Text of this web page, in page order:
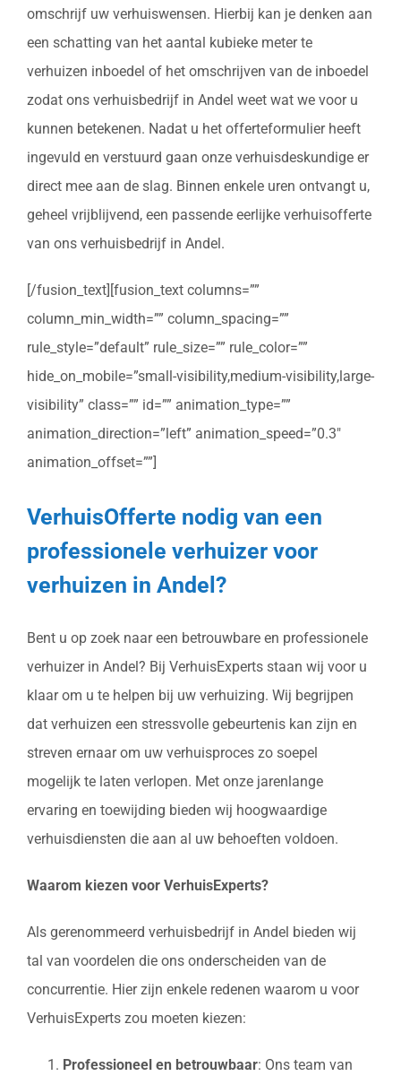
omschrijf uw verhuiswensen. Hierbij kan je denken aan
een schatting van het aantal kubieke meter te
verhuizen inboedel of het omschrijven van de inboedel
zodat ons verhuisbedrijf in Andel weet wat we voor u
kunnen betekenen. Nadat u het offerteformulier heeft
ingevuld en verstuurd gaan onze verhuisdeskundige er
direct mee aan de slag. Binnen enkele uren ontvangt u,
geheel vrijblijvend, een passende eerlijke verhuisofferte
van ons verhuisbedrijf in Andel.
[/fusion_text][fusion_text columns=””
column_min_width=”” column_spacing=””
rule_style=”default” rule_size=”” rule_color=””
hide_on_mobile=”small-visibility,medium-visibility,large-
visibility” class=”” id=”” animation_type=””
animation_direction=”left” animation_speed=”0.3″
animation_offset=””]
VerhuisOfferte nodig van een
professionele verhuizer voor
verhuizen in Andel?
Bent u op zoek naar een betrouwbare en professionele
verhuizer in Andel? Bij VerhuisExperts staan wij voor u
klaar om u te helpen bij uw verhuizing. Wij begrijpen
dat verhuizen een stressvolle gebeurtenis kan zijn en
streven ernaar om uw verhuisproces zo soepel
mogelijk te laten verlopen. Met onze jarenlange
ervaring en toewijding bieden wij hoogwaardige
verhuisdiensten die aan al uw behoeften voldoen.
Waarom kiezen voor VerhuisExperts?
Als gerenommeerd verhuisbedrijf in Andel bieden wij
tal van voordelen die ons onderscheiden van de
concurrentie. Hier zijn enkele redenen waarom u voor
VerhuisExperts zou moeten kiezen:
Professioneel en betrouwbaar: Ons team van